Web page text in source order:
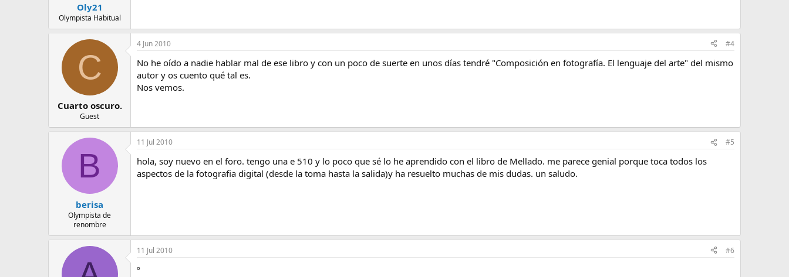
Oly21
Olympista Habitual
C
Cuarto oscuro.
Guest
4 Jun 2010 #4
No he oído a nadie hablar mal de ese libro y con un poco de suerte en unos días tendré "Composición en fotografía. El lenguaje del arte" del mismo
autor y os cuento qué tal es.
Nos vemos.
B
berisa
Olympista de
renombre
11 Jul 2010 #5
hola, soy nuevo en el foro. tengo una e 510 y lo poco que sé lo he aprendido con el libro de Mellado. me parece genial porque toca todos los
aspectos de la fotografia digital (desde la toma hasta la salida)y ha resuelto muchas de mis dudas. un saludo.
11 Jul 2010 #6
º